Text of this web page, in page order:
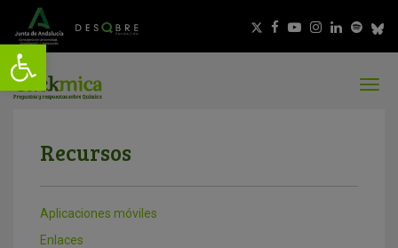
Recursos
Aplicaciones móviles
Enlaces